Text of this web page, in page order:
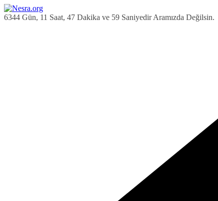
Skip
to
6344 Gün, 11 Saat, 48 Dakika ve 0 Saniyedir Aramızda Değilsin.